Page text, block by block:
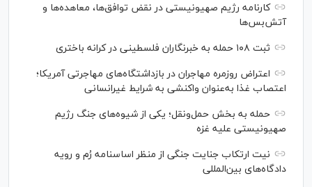
کارنامه رژیم صهیونیستی در نقض توافق‌ها، معاهده‌ها و
آتش‌بس‌ها
ثبت ۱۰۸ حمله به خبرنگاران فلسطینی در کرانه باختری
اعتراض‌ روزمره مهاجران در بازداشتگاه‌های مهاجرتی آمریکا؛
اعتصاب غذا به‌عنوان واکنشی به شرایط غیرانسانی
حمله به بخش حمل‌ونقل؛ یکی از شیوه‌های جنگ رژیم
صهیونیستی علیه غزه
نیت ارتکاب جنایت جنگی از منظر اساسنامه رُم و رویه
دادگاه‌های بین‌المللی